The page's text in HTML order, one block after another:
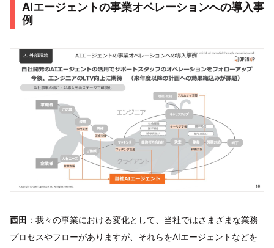
AIエージェントの事業オペレーションへの導入事
例
西田 ：我々の事業における変化として、当社ではさまざまな業務
プロセスやフローがありますが、それらをAIエージェントなどを